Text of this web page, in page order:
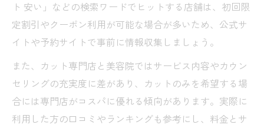
ト 安い」などの検索ワードでヒットする店舗は、初回限
定割引やクーポン利用が可能な場合が多いため、公式サ
イトや予約サイトで事前に情報収集しましょう。
また、カット専門店と美容院ではサービス内容やカウン
セリングの充実度に差があり、カットのみを希望する場
合には専門店がコスパに優れる傾向があります。実際に
利用した方の口コミやランキングも参考にし、料金とサ